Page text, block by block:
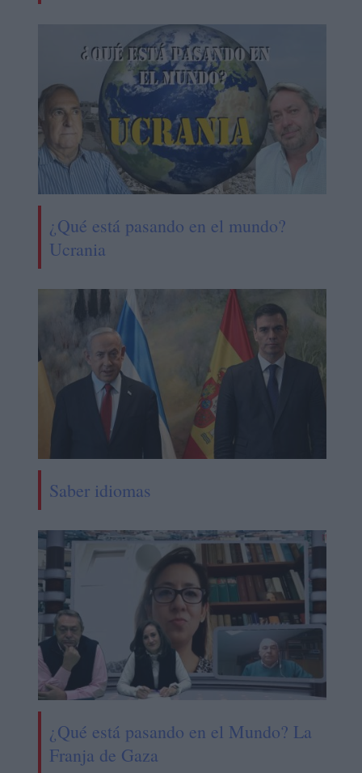
¿Qué está pasando en el mundo?
Ucrania
Saber idiomas
¿Qué está pasando en el Mundo? La
Franja de Gaza